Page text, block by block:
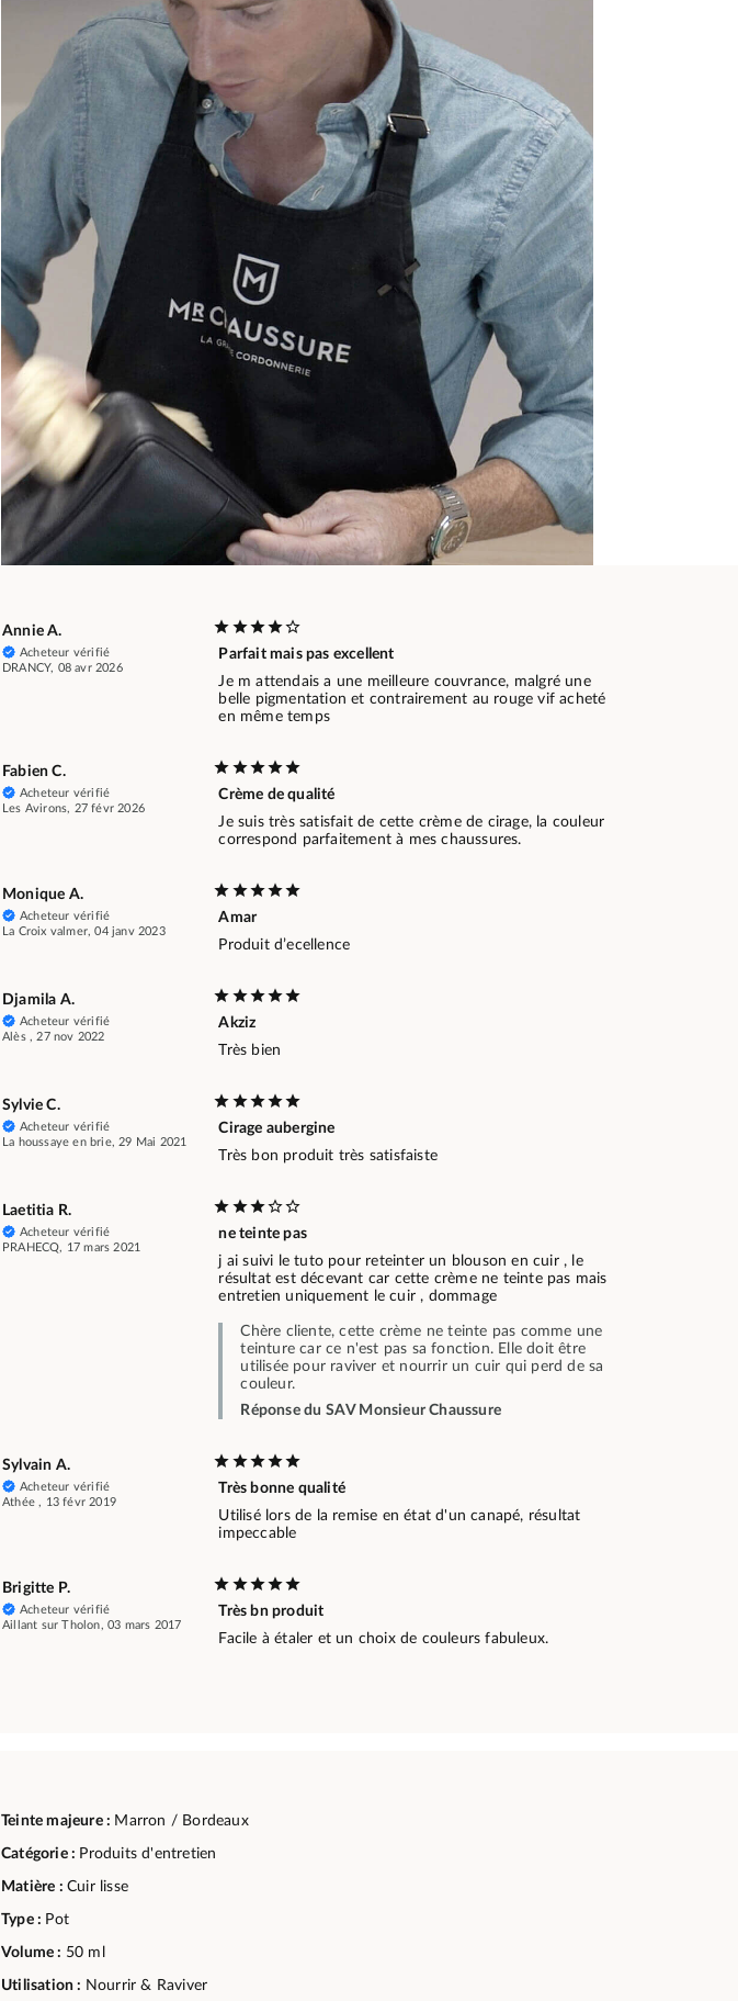
Annie A.
Acheteur vérifié
DRANCY, 08 avr 2026
Parfait mais pas excellent
Je m attendais a une meilleure couvrance, malgré une
belle pigmentation et contrairement au rouge vif acheté
en même temps
Fabien C.
Acheteur vérifié
Les Avirons, 27 févr 2026
Crème de qualité
Je suis très satisfait de cette crème de cirage, la couleur
correspond parfaitement à mes chaussures.
Monique A.
Acheteur vérifié
La Croix valmer, 04 janv 2023
Amar
Produit d’ecellence
Djamila A.
Acheteur vérifié
Alès , 27 nov 2022
Akziz
Très bien
Sylvie C.
Acheteur vérifié
La houssaye en brie, 29 Mai 2021
Cirage aubergine
Très bon produit très satisfaiste
Laetitia R.
Acheteur vérifié
PRAHECQ, 17 mars 2021
ne teinte pas
j ai suivi le tuto pour reteinter un blouson en cuir , le
résultat est décevant car cette crème ne teinte pas mais
entretien uniquement le cuir , dommage
Chère cliente, cette crème ne teinte pas comme une
teinture car ce n'est pas sa fonction. Elle doit être
utilisée pour raviver et nourrir un cuir qui perd de sa
couleur.
Réponse du SAV Monsieur Chaussure
Sylvain A.
Acheteur vérifié
Athée , 13 févr 2019
Très bonne qualité
Utilisé lors de la remise en état d'un canapé, résultat
impeccable
Brigitte P.
Acheteur vérifié
Aillant sur Tholon, 03 mars 2017
Très bn produit
Facile à étaler et un choix de couleurs fabuleux.
Teinte majeure : Marron / Bordeaux
Catégorie : Produits d'entretien
Matière : Cuir lisse
Type : Pot
Volume : 50 ml
Utilisation : Nourrir & Raviver